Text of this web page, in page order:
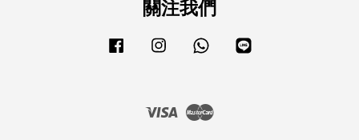
關注我們
Facebook Instagram Whatsapp
Visa